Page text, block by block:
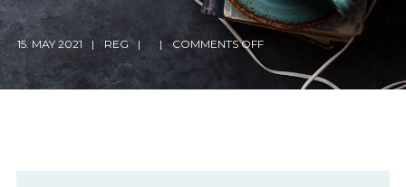
15. MAY 2021 REG COMMENTS OFF